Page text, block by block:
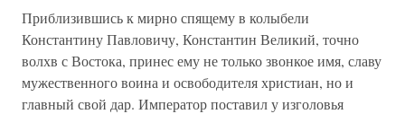
Приблизившись к мирно спящему в колыбели
Константину Павловичу, Константин Великий, точно
волхв с Востока, принес ему не только звонкое имя, славу
мужественного воина и освободителя христиан, но и
главный свой дар. Император поставил у изголовья